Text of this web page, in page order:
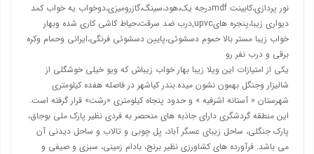
نور پردازی،کابینت mdfدرجه یک،هود،سینگ،گازرومیزی،دوخواب یه خواب کمد
دیواری زیبا،پنجره هایupvc,درب ضد سرقت،حیاط کاشی کاری شده وبهار
خواب زیبا مستر بالا حموم دسشوئی،پایین دسشوئی فرنگی،ایرانی وحمام وکره
برقی و درب نفر رو
یکی از امتیازات این ویلا زیبا بهار خواب زیباش که ویو خیلی خوشگلی از
شالیزار وجنگل بهمون نشون میده.بندر کیاشهر در فاصله هفده کیلومتری
شهرستان « آستانه اشرفیه » و حدود پنجاه کیلومتری «رشت» قرار گرفته است.
این منطقه گردشگری دارای جاذبه های منحصر به فردی نظیر پارک ملی بوجاق،
پارک جنگلی، ساحل زیبای عسگر آباد، پل چوبی و تالاب و ساحل دیدنی آن
می باشد. فرآورده های کشاورزی نظیر برنج، بادام زمینی، سبزی و صیفی و